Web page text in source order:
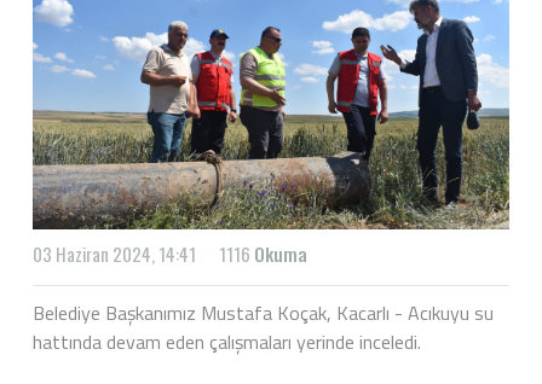
03 Haziran 2024, 14:41 1116 Okuma
Belediye Başkanımız Mustafa Koçak, Kacarlı - Acıkuyu su
hattında devam eden çalışmaları yerinde inceledi.